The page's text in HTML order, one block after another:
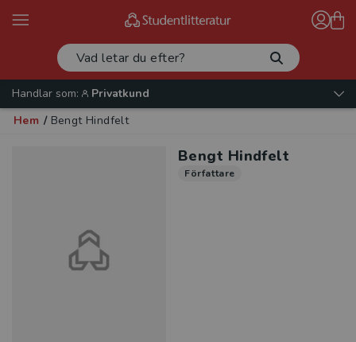
Handlar som:
Privatkund
Hem / Bengt Hindfelt
Bengt Hindfelt
Författare